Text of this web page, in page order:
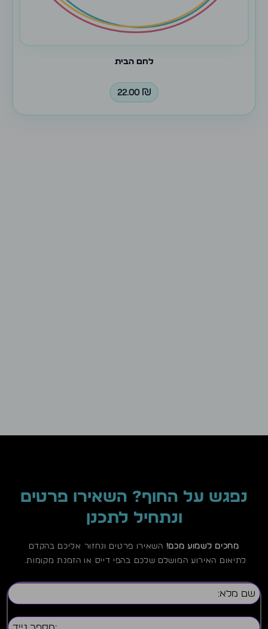
לחם הבית
22.00 ₪
נפגש על החוף? השאירו פרטים
ונתחיל לתכנן
מחכים לשמוע מכם! השאירו פרטים ונחזור אליכם בהקדם
לתיאום האירוע המושלם שלכם בהפי דייס או הזמנת מקומות.